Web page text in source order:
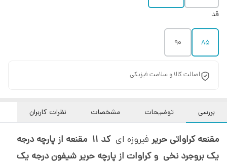
قد
85
90
اصالت کالا و سلامت فیزیکی
بررسی توضیحات مشخصات نظرات کاربران
مقنعه کراواتی حریر فیروزه ای کد 11
مقنعه از پارچه درجه
یک بروجرد نخی و کراوات از پارچه حریر شیفون درجه یک